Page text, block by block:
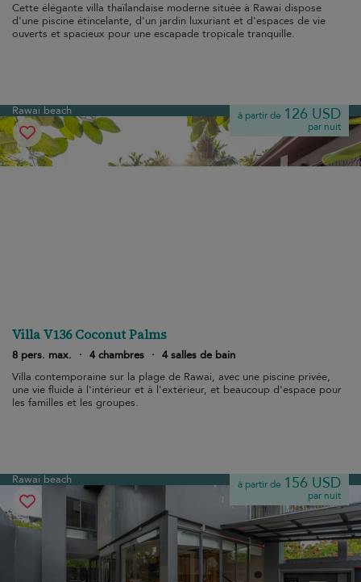
Cette élégante villa thaïlandaise moderne située à Rawai dispose
d'une piscine étincelante, d'un jardin luxuriant et d'espaces de vie
ouverts et spacieux pour une escapade tropicale tranquille.
Rawai beach à partir de 126 USD
par nuit
Villa V136 Coconut Palms
8 pers. max. · 4 chambres · 4 salles de bain
Villa contemporaine sur la plage de Rawai, avec une piscine privée,
une vie fluide à l'intérieur et à l'extérieur, et beaucoup d'espace pour
les familles et les groupes.
Rawai beach à partir de 156 USD
par nuit